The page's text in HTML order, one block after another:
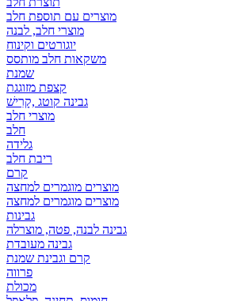
מוצרים עם תוספת חלב
מוצרי חלב, לבנה
יוגורטים וקינוח
משקאות חלב מותסס
שמנת
קצפת מזוגגת
גבינה קוטג ,קָרִישׁ
מוצרי חלב
חלב
גלידה
ריבת חלב
קרם
מוצרים מוגמרים למחצה
מוצרים מוגמרים למחצה
גבינות
גבינה לבנה, פטה, מוצרלה
גבינה מעובדת
קרם וגבינת שמנת
פרווה
מכולת